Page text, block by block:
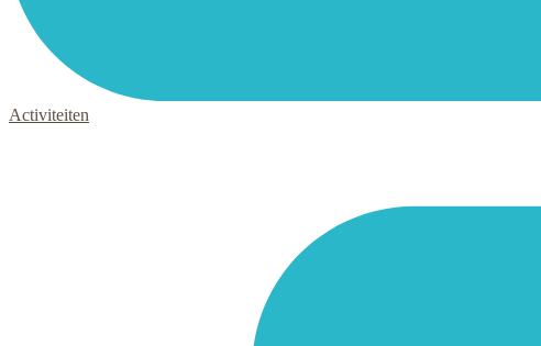
Activiteiten